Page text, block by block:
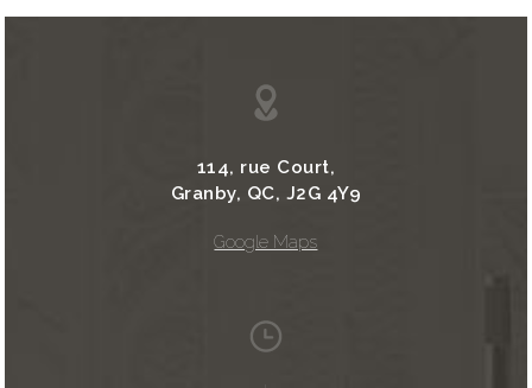
114, rue Court,
Granby, QC, J2G 4Y9
Google Maps